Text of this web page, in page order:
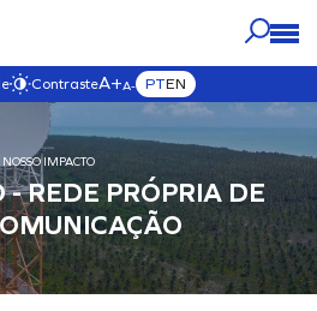
ContrasteA+A- PTEN
A ORIGEM
VISITAR ESTA SEÇÃO
NOSSOS
NEGÓCIOS
VISITAR ESTA SEÇÃO
NOSSO
IMPACTO
VISITAR ESTA SEÇÃO
IMPRENSA
VISITAR ESTA SEÇÃO
CARREIRAS
VISITAR ESTA SEÇÃO
NOSSO IMPACTO
- REDE PRÓPRIA DE